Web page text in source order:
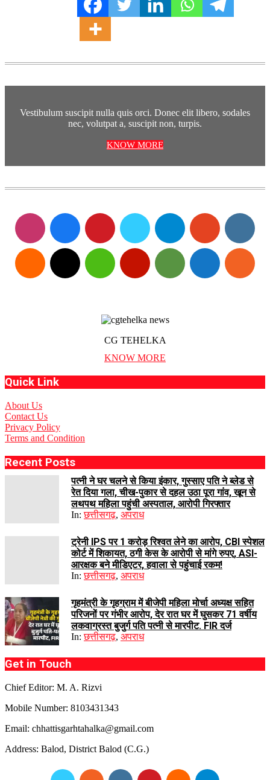
Vestibulum suscipit nulla quis orci. Donec elit libero, sodales
nec, volutpat a, suscipit non, turpis.
KNOW MORE
CG TEHELKA
KNOW MORE
Quick Link
About Us
Contact Us
Privacy Policy
Terms and Condition
Recent Posts
पत्नी ने घर चलने से किया इंकार, गुस्साए पति ने ब्लेड से
रेत दिया गला, चीख-पुकार से दहल उठा पूरा गांव, खून से
लथपथ महिला पहुंची अस्पताल, आरोपी गिरफ्तार
In: छत्तीसगढ़, अपराध
ट्रेनी IPS पर 1 करोड़ रिश्वत लेने का आरोप, CBI स्पेशल
कोर्ट में शिकायत, ठगी केस के आरोपी से मांगे रुपए, ASI-
आरक्षक बने मीडिएटर, हवाला से पहुंचाई रकम!
In: छत्तीसगढ़, अपराध
गृहमंत्री के गृहग्राम में बीजेपी महिला मोर्चा अध्यक्ष सहित
परिजनों पर गंभीर आरोप, देर रात घर में घुसकर 71 वर्षीय
लकवाग्रस्त बुजुर्ग पति पत्नी से मारपीट. FIR दर्ज
In: छत्तीसगढ़, अपराध
Get in Touch
Chief Editor: M. A. Rizvi
Mobile Number: 8103431343
Email: chhattisgarhtahalka@gmail.com
Address: Balod, District Balod (C.G.)